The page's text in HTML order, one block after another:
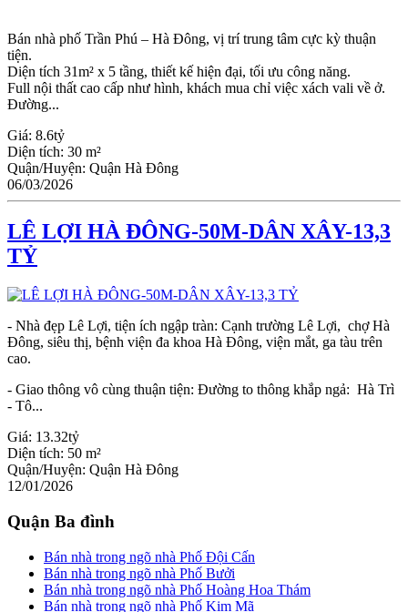
Bán nhà phố Trần Phú – Hà Đông, vị trí trung tâm cực kỳ thuận
tiện.
Diện tích 31m² x 5 tầng, thiết kế hiện đại, tối ưu công năng.
Full nội thất cao cấp như hình, khách mua chỉ việc xách vali về ở.
Đường...
Giá: 8.6tỷ
Diện tích: 30 m²
Quận/Huyện: Quận Hà Đông
06/03/2026
LÊ LỢI HÀ ĐÔNG-50M-DÂN XÂY-13,3
TỶ
- Nhà đẹp Lê Lợi, tiện ích ngập tràn: Cạnh trường Lê Lợi, chợ Hà
Đông, siêu thị, bệnh viện đa khoa Hà Đông, viện mắt, ga tàu trên
cao.
- Giao thông vô cùng thuận tiện: Đường to thông khắp ngả: Hà Trì
- Tô...
Giá: 13.32tỷ
Diện tích: 50 m²
Quận/Huyện: Quận Hà Đông
12/01/2026
Quận Ba đình
Bán nhà trong ngõ nhà Phố Đội Cấn
Bán nhà trong ngõ nhà Phố Bưởi
Bán nhà trong ngõ nhà Phố Hoàng Hoa Thám
Bán nhà trong ngõ nhà Phố Kim Mã